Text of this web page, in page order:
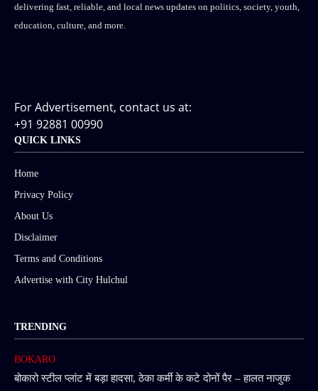
delivering fast, reliable, and local news updates on politics, society, youth,
education, culture, and more.
For Advertisement, contact us at:
+91 92881 00990
QUICK LINKS
Home
Privacy Policy
About Us
Disclaimer
Terms and Conditions
Advertise with City Hulchul
TRENDING
BOKARO
बोकारो स्टील प्लांट में बड़ा हादसा, ठेका कर्मी के कटे दोनों पैर – हालत नाजुक